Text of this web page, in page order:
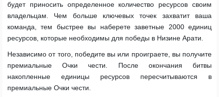
будет приносить определенное количество ресурсов своим
владельцам. Чем больше ключевых точек захватит ваша
команда, тем быстрее вы наберете заветные 2000 единиц
ресурсов, которые необходимы для победы в Низине Арати.
Независимо от того, победите вы или проиграете, вы получите
премиальные Очки чести. После окончания битвы
накопленные единицы ресурсов пересчитываются в
премиальные Очки чести.